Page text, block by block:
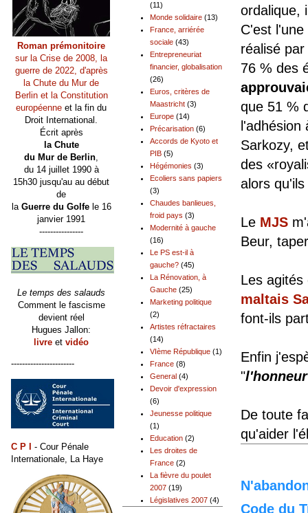
ordalique,
C'est
réalisé
76 % des
que 51 %
Sarkozy,
des
alors
Le MJS
Beur,
Les
maltais
font-ils
Enfin
"
De toute
qu'aider
Code du
(11)
Monde solidaire (13)
France, arriérée
sociale (43)
Entrepreneuriat
financier, globalisation
(26)
Euros, critères de
Maastricht (3)
Europe (14)
Précarisation (6)
Accords de Kyoto et
PIB (5)
Hégémonies (3)
Ecoliers sans papiers
(3)
Chaudes banlieues,
froid pays (3)
Modernité à gauche
(16)
Le PS est-il à
gauche? (45)
La Rénovation, à
Gauche (25)
Marketing politique
(2)
Artistes réfractaires
(14)
VIème République (1)
France (8)
General (4)
Devoir d'expression
(6)
Jeunesse politique
(1)
Education (2)
Les droites de
France (2)
La fièvre du poulet
2007 (19)
Législatives 2007 (4)
Roman prémonitoire
sur la Crise de 2008, la
guerre de 2022, d'après
la Chute du Mur de
Berlin et la Constitution
européenne et la fin du
Droit International.
Écrit après
la Chute
du Mur de Berlin,
du 14 juillet 1990 à
15h30 jusqu'au au début
de
la Guerre du Golfele 16
janvier 1991
----------------
Le temps des salauds
Comment le fascisme
devient réel
Hugues Jallon:
livre et vidéo
-----------------------
C P I
- Cour Pénale
Internationale, La Haye